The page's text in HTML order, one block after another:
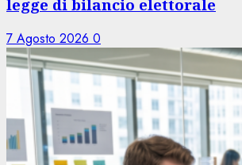
legge di bilancio elettorale
7 Agosto 2026 0